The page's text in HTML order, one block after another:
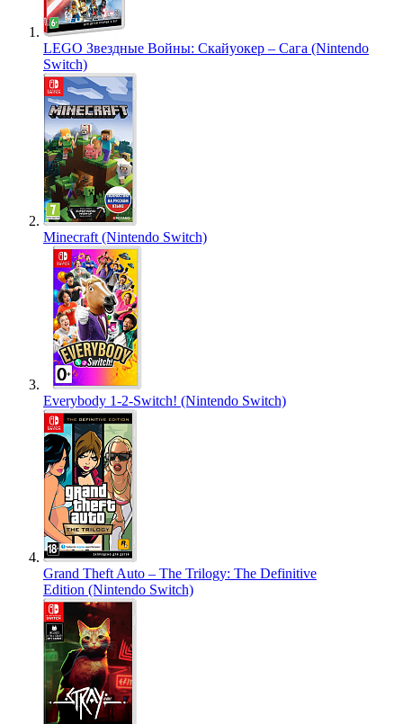
LEGO Звездные Войны: Скайуокер – Сага (Nintendo
Switch)
Minecraft (Nintendo Switch)
Everybody 1-2-Switch! (Nintendo Switch)
Grand Theft Auto – The Trilogy: The Definitive
Edition (Nintendo Switch)